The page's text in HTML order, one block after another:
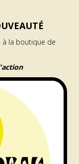
à la boutique de